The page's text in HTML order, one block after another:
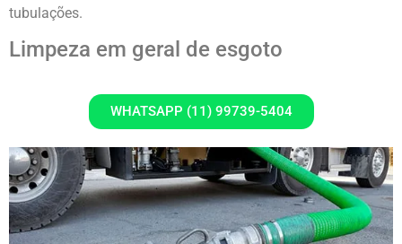
tubulações.
Limpeza em geral de esgoto
WHATSAPP (11) 99739-5404